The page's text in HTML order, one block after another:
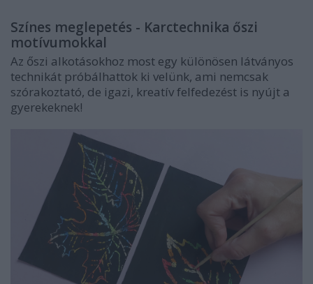
Színes meglepetés - Karctechnika őszi
motívumokkal
Az őszi alkotásokhoz most egy különösen látványos
technikát próbálhattok ki velünk, ami nemcsak
szórakoztató, de igazi, kreatív felfedezést is nyújt a
gyerekeknek!